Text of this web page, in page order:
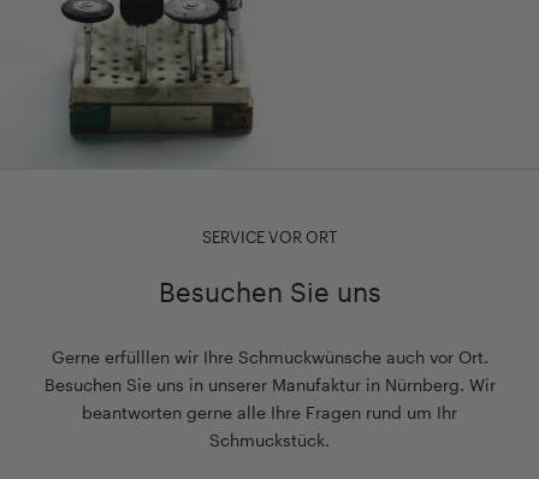
SERVICE VOR ORT
Besuchen Sie uns
Gerne erfülllen wir Ihre Schmuckwünsche auch vor Ort.
Besuchen Sie uns in unserer Manufaktur in Nürnberg. Wir
beantworten gerne alle Ihre Fragen rund um Ihr
Schmuckstück.